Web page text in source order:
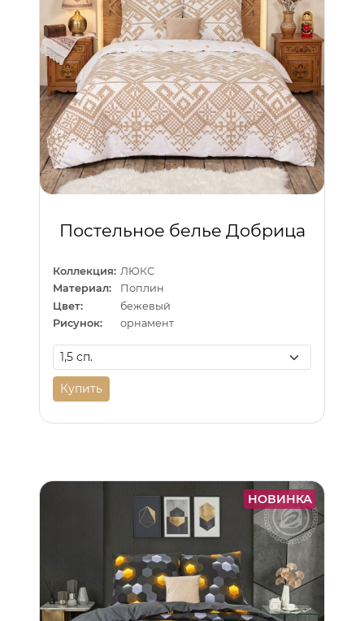
Постельное белье Добрица
Коллекция: ЛЮКС
Материал:
Поплин
Цвет:
бежевый
Рисунок:
орнамент
Купить
НОВИНКА